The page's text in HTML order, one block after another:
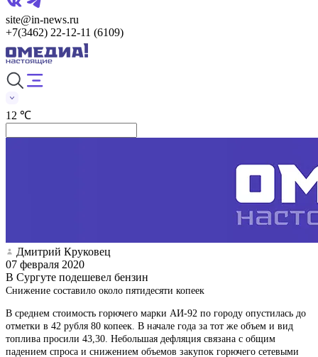
site@in-news.ru
+7(3462) 22-12-11 (6109)
12 ℃
Дмитрий Круковец
07 февраля 2020
В Сургуте подешевел бензин
Снижение составило около пятидесяти копеек
В среднем стоимость горючего марки АИ-92 по городу опустилась до
отметки в 42 рубля 80 копеек. В начале года за тот же объем и вид
топлива просили 43,30. Небольшая дефляция связана с общим
падением спроса и снижением объемов закупок горючего сетевыми